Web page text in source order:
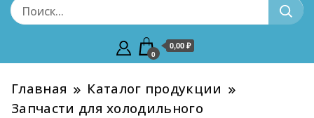
0
0,00 ₽
Главная
Каталог продукции
Запчасти для холодильного